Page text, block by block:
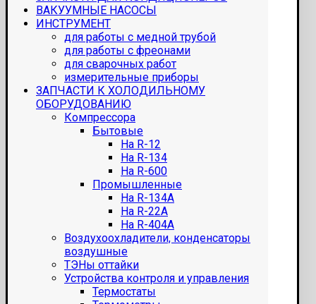
ВАКУУМНЫЕ НАСОСЫ
ИНСТРУМЕНТ
для работы с медной трубой
для работы с фреонами
для сварочных работ
измерительные приборы
ЗАПЧАСТИ К ХОЛОДИЛЬНОМУ
ОБОРУДОВАНИЮ
Компрессора
Бытовые
На R-12
На R-134
На R-600
Промышленные
На R-134A
На R-22A
На R-404A
Воздухоохладители, конденсаторы
воздушные
ТЭНы оттайки
Устройства контроля и управления
Термостаты